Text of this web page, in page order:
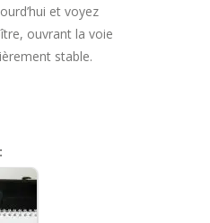
et voyez
ouvrant la voie
stable.